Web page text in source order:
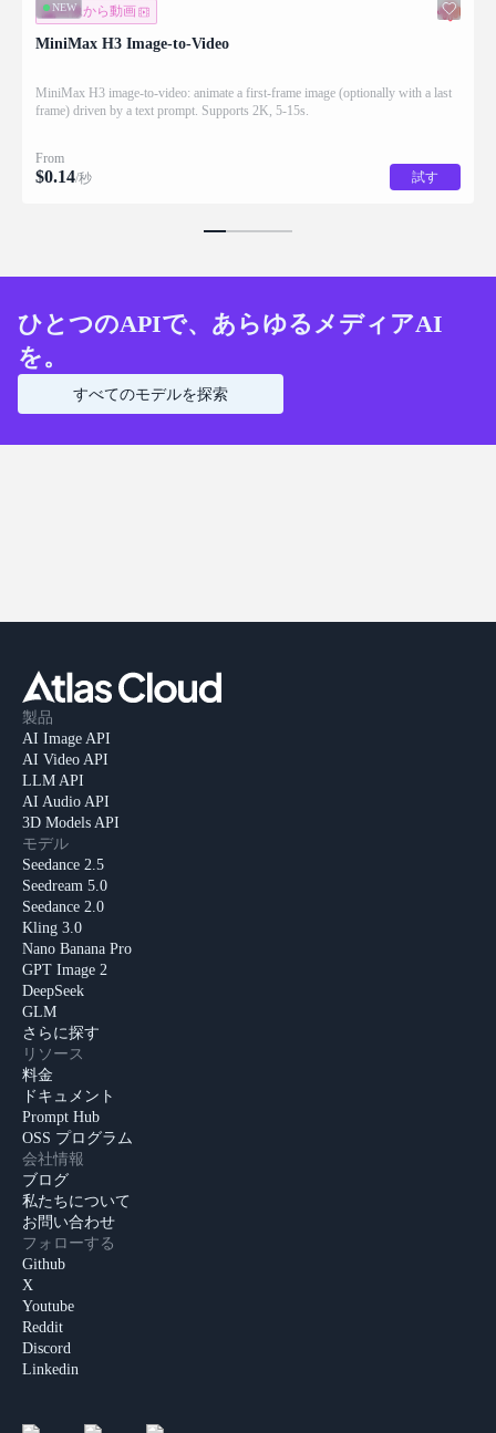
NEW
画像から動画
MiniMax H3 Image-to-Video
MiniMax H3 image-to-video: animate a first-frame image (optionally with a last
frame) driven by a text prompt. Supports 2K, 5-15s.
From
$0.14/秒 試す
ひとつのAPIで、あらゆるメディアAI
を。
すべてのモデルを探索
製品
AI Image API
AI Video API
LLM API
AI Audio API
3D Models API
モデル
Seedance 2.5
Seedream 5.0
Seedance 2.0
Kling 3.0
Nano Banana Pro
GPT Image 2
DeepSeek
GLM
さらに探す
リソース
料金
ドキュメント
Prompt Hub
OSS プログラム
会社情報
ブログ
私たちについて
お問い合わせ
フォローする
Github
X
Youtube
Reddit
Discord
Linkedin